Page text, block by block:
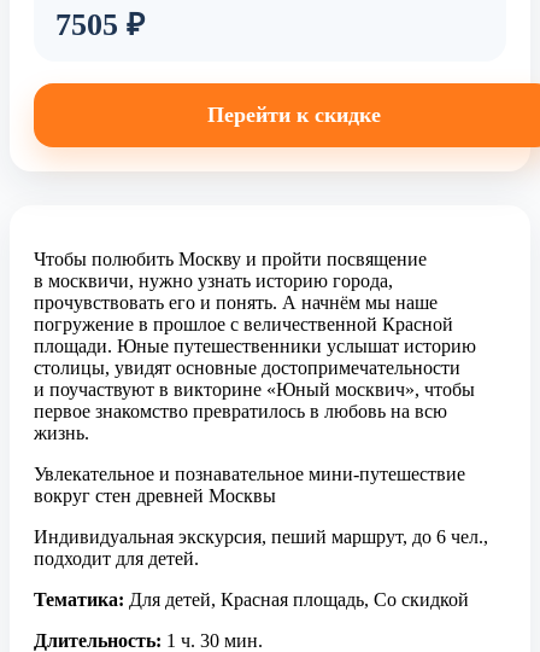
7505 ₽
Перейти к скидке
Чтобы полюбить Москву и пройти посвящение
в москвичи, нужно узнать историю города,
прочувствовать его и понять. А начнём мы наше
погружение в прошлое с величественной Красной
площади. Юные путешественники услышат историю
столицы, увидят основные достопримечательности
и поучаствуют в викторине «Юный москвич», чтобы
первое знакомство превратилось в любовь на всю
жизнь.
Увлекательное и познавательное мини-путешествие
вокруг стен древней Москвы
Индивидуальная экскурсия, пеший маршрут, до 6 чел.,
подходит для детей.
Тематика: Для детей, Красная площадь, Со скидкой
Длительность: 1 ч. 30 мин.